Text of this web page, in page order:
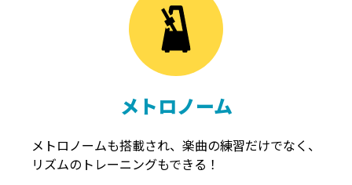
メトロノーム
メトロノームも搭載され、楽曲の練習だけでなく、
リズムのトレーニングもできる！